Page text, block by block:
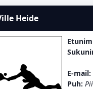
Heide
E-mail:
Puh: